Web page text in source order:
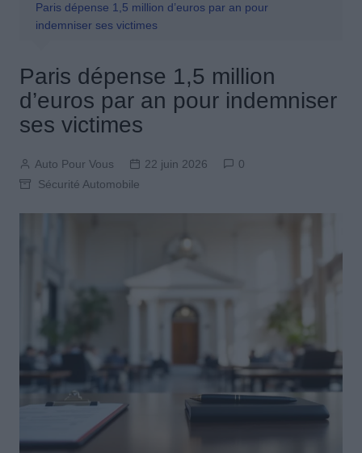
Paris dépense 1,5 million d’euros par an pour
indemniser ses victimes
Paris dépense 1,5 million
d’euros par an pour indemniser
ses victimes
Auto Pour Vous 22 juin 2026
0
Sécurité Automobile